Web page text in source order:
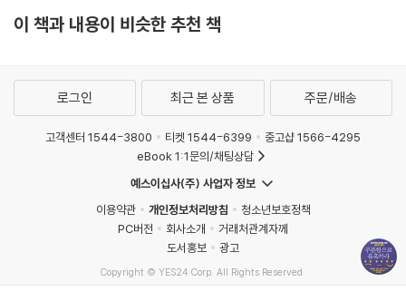
한다. 듣고만 있어도 그림이 그려진다. 손자, 손녀들을 위해 연금을 넣어주
이 책과 내용이 비슷한 추천 책
로그인 최근 본 상품 주문/배송
고객센터 1544-3800 티켓 1544-6399
중고샵 1566-4295
eBook 1:1문의/채팅상담
예스이십사(주) 사업자 정보
이용약관
개인정보처리방침
청소년보호정책
PC버전
회사소개
거래처관계자께
도서홍보
광고
Copyright © YES24 Corp. All Rights Reserved.